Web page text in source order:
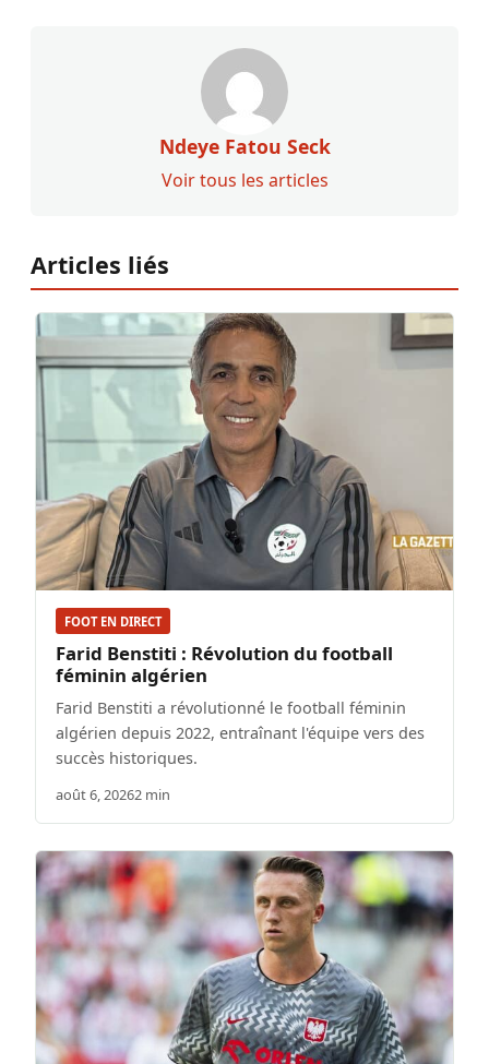
Ndeye Fatou Seck
Voir tous les articles
Articles liés
FOOT EN DIRECT
Farid Benstiti : Révolution du football
féminin algérien
Farid Benstiti a révolutionné le football féminin
algérien depuis 2022, entraînant l'équipe vers des
succès historiques.
août 6, 20262 min